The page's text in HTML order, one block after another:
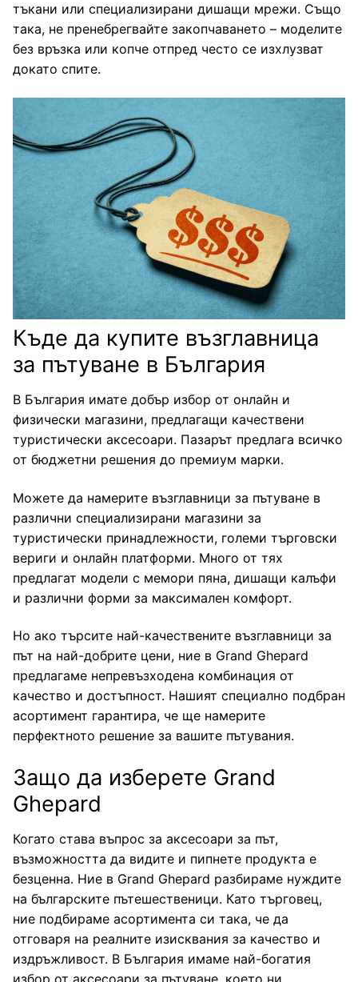
тъкани или специализирани дишащи мрежи. Също
така, не пренебрегвайте закопчаването – моделите
без връзка или копче отпред често се изхлузват
докато спите.
Къде да купите възглавница
за пътуване в България
В България имате добър избор от онлайн и
физически магазини, предлагащи качествени
туристически аксесоари. Пазарът предлага всичко
от бюджетни решения до премиум марки.
Можете да намерите възглавници за пътуване в
различни специализирани магазини за
туристически принадлежности, големи търговски
вериги и онлайн платформи. Много от тях
предлагат модели с мемори пяна, дишащи калъфи
и различни форми за максимален комфорт.
Но ако търсите най-качествените възглавници за
път на най-добрите цени, ние в Grand Ghepard
предлагаме непревъзходена комбинация от
качество и достъпност. Нашият специално подбран
асортимент гарантира, че ще намерите
перфектното решение за вашите пътувания.
Защо да изберете Grand
Ghepard
Когато става въпрос за аксесоари за път,
възможността да видите и пипнете продукта е
безценна. Ние в Grand Ghepard разбираме нуждите
на българските пътешественици. Като търговец,
ние подбираме асортимента си така, че да
отговаря на реалните изисквания за качество и
издръжливост. В България имаме най-богатия
избор от аксесоари за пътуване, което ни